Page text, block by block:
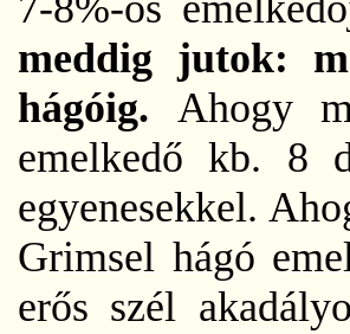
meddig jutok:
hágóig. Ahogy
emelkedő kb. 8
egyenesekkel.
Grimsel hágó
erős szél